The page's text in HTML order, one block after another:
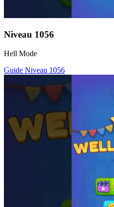
Niveau 1056
Hell Mode
Guide Niveau 1056